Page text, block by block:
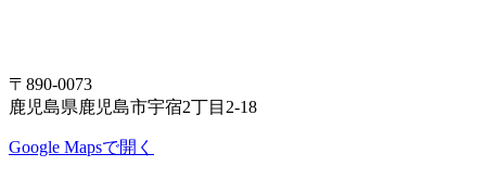
〒890-0073
鹿児島県鹿児島市宇宿2丁目2-18
Google Mapsで開く